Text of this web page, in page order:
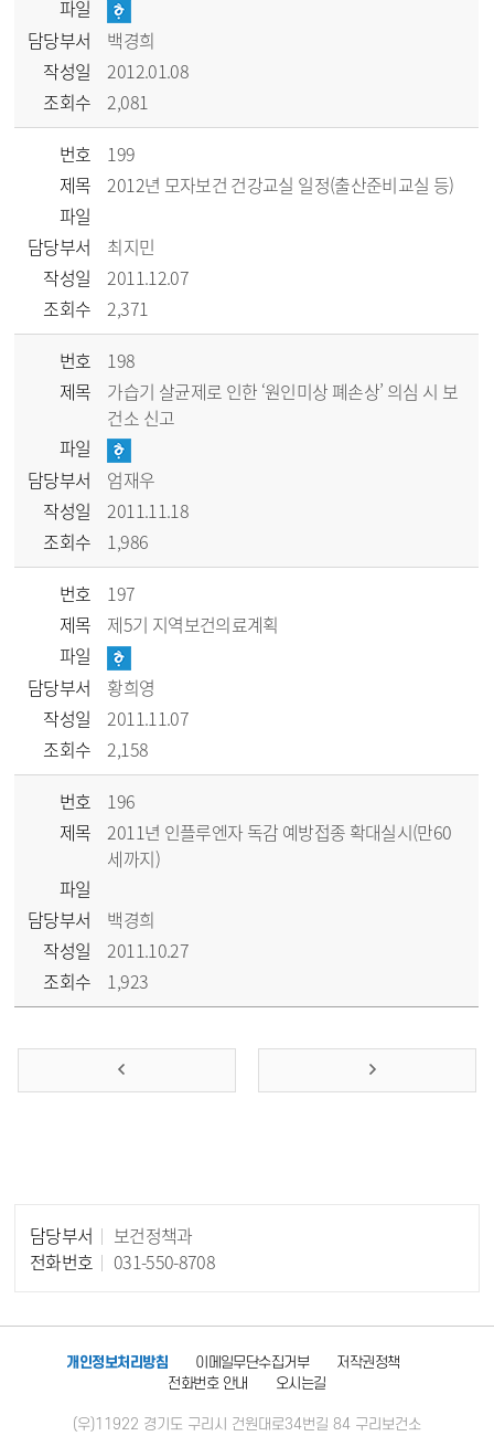
파일
담당부서
백경희
작성일
2012.01.08
조회수
2,081
번호
199
제목
2012년 모자보건 건강교실 일정(출산준비교실 등)
파일
담당부서
최지민
작성일
2011.12.07
조회수
2,371
번호
198
제목
가습기 살균제로 인한 ‘원인미상 폐손상’ 의심 시 보
건소 신고
파일
담당부서
엄재우
작성일
2011.11.18
조회수
1,986
번호
197
제목
제5기 지역보건의료계획
파일
담당부서
황희영
작성일
2011.11.07
조회수
2,158
번호
196
제목
2011년 인플루엔자 독감 예방접종 확대실시(만60
세까지)
파일
담당부서
백경희
작성일
2011.10.27
조회수
1,923
담당부서
보건정책과
전화번호
031-550-8708
개인정보처리방침 이메일무단수집거부
저작권정책
전화번호 안내
오시는길
(우)11922 경기도 구리시 건원대로34번길 84 구리보건소